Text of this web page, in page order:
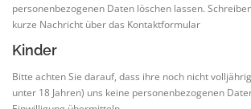
personenbezogenen Daten löschen lassen.
kurze Nachricht über das Kontaktformular
Kinder
Bitte achten Sie darauf, dass ihre noch nicht
unter 18 Jahren) uns keine personenbezogenen